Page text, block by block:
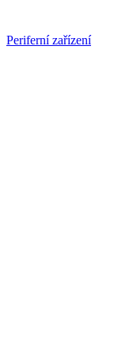
Periferní zařízení